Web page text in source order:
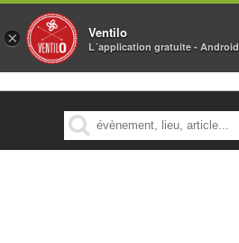
MENU
× Ventilo
L´application gratuite - Android